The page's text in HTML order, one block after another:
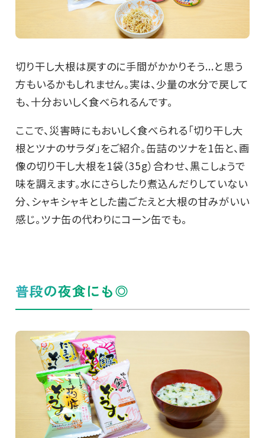
切り干し大根は戻すのに手間がかかりそう...と思う
方もいるかもしれません。実は、少量の水分で戻して
も、十分おいしく食べられるんです。
ここで、災害時にもおいしく食べられる「切り干し大
根とツナのサラダ」をご紹介。缶詰のツナを1缶と、画
像の切り干し大根を1袋（35g）合わせ、黒こしょうで
味を調えます。水にさらしたり煮込んだりしていない
分、シャキシャキとした歯ごたえと大根の甘みがいい
感じ。ツナ缶の代わりにコーン缶でも。
普段の夜食にも◎